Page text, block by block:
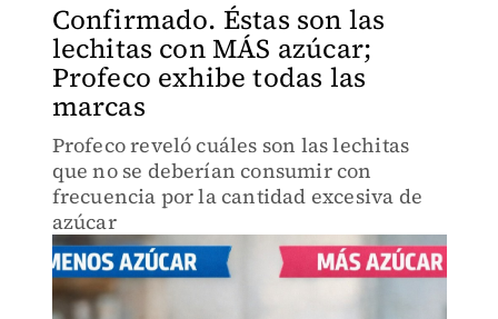
Confirmado. Éstas son las
lechitas con MÁS azúcar;
Profeco exhibe todas las
marcas
Profeco reveló cuáles son las lechitas
que no se deberían consumir con
frecuencia por la cantidad excesiva de
azúcar